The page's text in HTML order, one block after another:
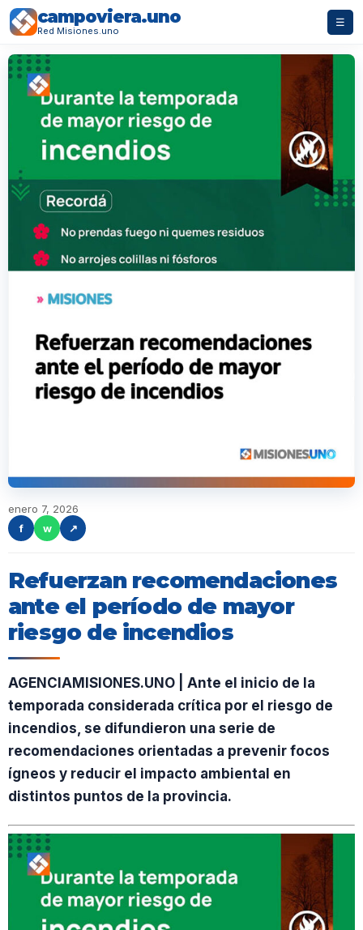
campoviera.uno
Red Misiones.uno
☰
enero 7, 2026
f
w ↗
Refuerzan recomendaciones
ante el período de mayor
riesgo de incendios
AGENCIAMISIONES.UNO | Ante el inicio de la
temporada considerada crítica por el riesgo de
incendios, se difundieron una serie de
recomendaciones orientadas a prevenir focos
ígneos y reducir el impacto ambiental en
distintos puntos de la provincia.